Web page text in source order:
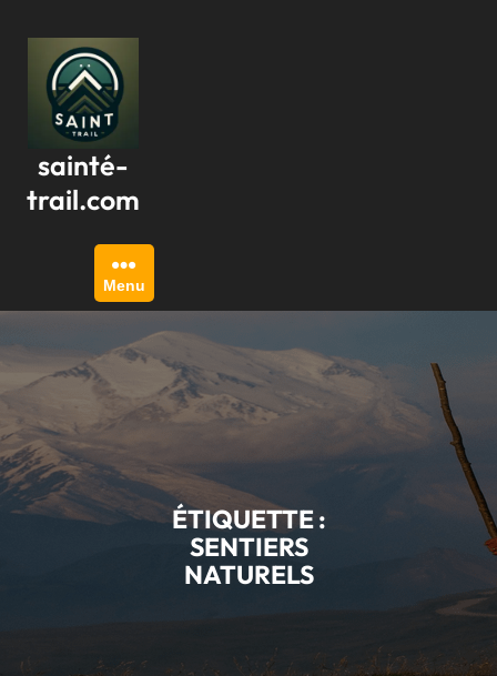
contenu
sainté-
trail.com
Menu
ÉTIQUETTE :
SENTIERS
NATURELS